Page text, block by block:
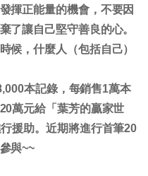
揮正能量的機會，不要因
了讓自己堅守善良的心。
候，什麼人（包括自己）
本記錄，每銷售1萬本
萬元給「葉芳的贏家世
援助。近期將進行首筆20
與~~